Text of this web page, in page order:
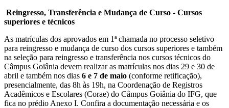
Reingresso, Transferência e Mudança de Curso - Cursos
superiores e técnicos
As matrículas dos aprovados em 1ª chamada no processo seletivo
para reingresso e mudança de curso dos cursos superiores e também
na seleção para reingresso e transferência nos cursos técnicos do
Câmpus Goiânia devem realizar as matrículas nos dias 29 e 30 de
abril e também nos dias 6 e 7 de maio (conforme retificação),
presencialmente, das 8h às 19h, na Coordenação de Registros
Acadêmicos e Escolares (Corae) do Câmpus Goiânia do IFG, que
fica no prédio Anexo I. Confira a documentação necessária e os